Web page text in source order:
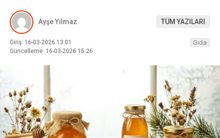
Ayşe Yılmaz TÜM YAZILARI
Giriş: 16-03-2026 13:01
Güncelleme: 16-03-2026 15:26
Gıda